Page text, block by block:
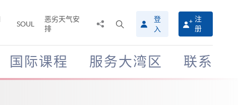
SOUL
恶劣天气安
排
搜
寻
介
面
登
入
注
册
国际课程 服务大湾区 联系